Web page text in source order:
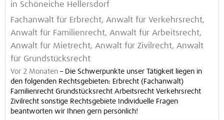
in Schöneiche Hellersdorf
Fachanwalt für Erbrecht, Anwalt für Verkehrsrecht,
Anwalt für Familienrecht, Anwalt für Arbeitsrecht,
Anwalt für Mietrecht, Anwalt für Zivilrecht, Anwalt
für Grundstücksrecht
Vor 2 Monaten – Die Schwerpunkte unser Tätigkeit liegen in
den folgenden Rechtsgebieten: Erbrecht (Fachanwalt)
Familienrecht Grundstücksrecht Arbeitsrecht Verkehrsrecht
Zivilrecht sonstige Rechtsgebiete Individuelle Fragen
beantworten wir Ihnen gern persönlich!